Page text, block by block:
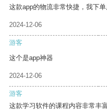
这款app的物流非常快捷，我下单
2024-12-06
游客
这个是app神器
2024-12-06
游客
这款学习软件的课程内容非常丰